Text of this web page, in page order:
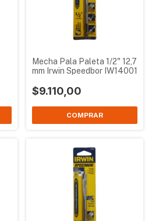
Mecha Pala Paleta 1/2" 12,7
mm Irwin Speedbor IW14001
$9.110,00